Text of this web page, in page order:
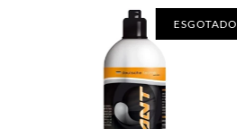
ESGOTADO